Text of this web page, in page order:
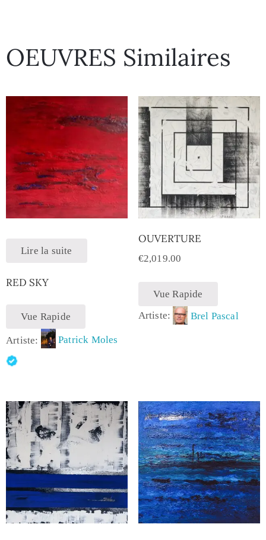
OEUVRES Similaires
Lire la suite
RED SKY
Vue Rapide
Artiste: Patrick Moles
OUVERTURE
€2,019.00
Vue Rapide
Artiste:
Brel Pascal